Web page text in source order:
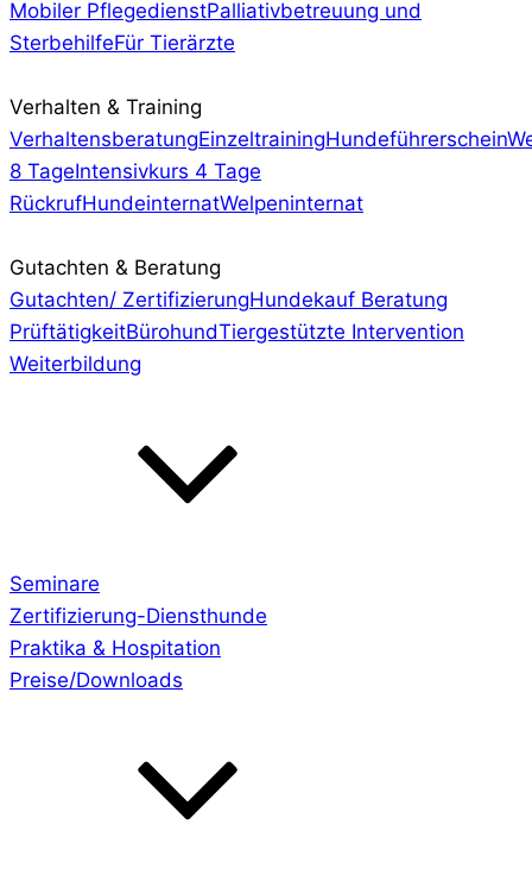
Mobiler PflegedienstPalliativbetreuung und
SterbehilfeFür Tierärzte
Verhalten & Training
VerhaltensberatungEinzeltrainingHundeführerschein
8 TageIntensivkurs 4 Tage
RückrufHundeinternatWelpeninternat
Gutachten & Beratung
Gutachten/ ZertifizierungHundekauf Beratung
PrüftätigkeitBürohundTiergestützte Intervention
Weiterbildung
Seminare
Zertifizierung-Diensthunde
Praktika & Hospitation
Preise/Downloads